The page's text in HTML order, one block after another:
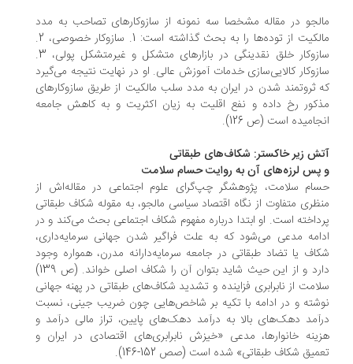
مالجو در مقاله مشخصا سه نمونه از سازوکارهای تصاحب به مدد
مالکیت از توده‌ها را به بحث گذاشته است: 1. سازوکار خصوصی، 2.
سازوکار خلق نقدینگی در بازارهای متشکل و غیرمتشکل پولی، 3.
سازوکار کالایی‌سازی خدمات آموزش عالی. او در نهایت نتیجه می‌گیرد
که ثروتمند شدن در ایران به مدد سلب مالکیت از طریق سازوکارهای
مذکور رخ داده و نفع اقلیت به زیان اکثریت و به کاهش جامعه
انجامیده است (ص 126).
آتش زیر خاکستر: شکاف‌های طبقاتی
و پس لرزه‌های آن به روایت حسام سلامت
حسام سلامت، پژوهشگر چپ‌گرای علوم اجتماعی در مقاله‌اش از
منظری متفاوت از نگاه اقتصاد سیاسی مالجو، به مقوله شکاف طبقاتی
پرداخته است. او ابتدا درباره مفهوم شکاف اجتماعی بحث می‌کند و در
ادامه مدعی می‌شود که به علت فراگیر شدن جهانی سرمایه‌داری،
شکاف یا تضاد طبقاتی در جامعه سرمایه‌دارانه مدرن، همواره وجود
دارد و از این حیث شاید بتوان آن را شکاف اصلی خواند. (ص 139)
سلامت از نابرابری فزاینده و تشدید شکاف‌های طبقاتی در پهنه جهانی
نوشته و در ادامه با تکیه بر شاخص‌هایی چون ضریب جینی، نسبت
درآمد دهک‌های بالا به درآمد دهک‌های پایین، تراز مالی درآمد و
هزینه خانوارها، مدعی «خیزش نابرابری‌های اقتصادی در ایران و
تعمیق شکاف طبقاتی» شده است (صص 152-146).